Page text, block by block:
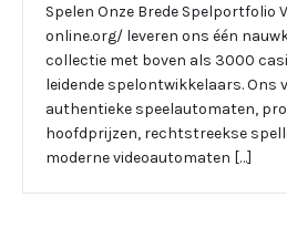
Spelen Onze Brede
online.org/ leveren ons één
collectie met boven als 3000
leidende spelontwikkelaars. Ons
authentieke speelautomaten,
hoofdprijzen, rechtstreekse
moderne videoautomaten […]